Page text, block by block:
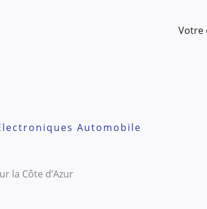
Votre
Automobile
la Côte d’Azur